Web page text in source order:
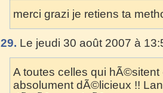
merci grazi je retiens ta
29. Le jeudi 30 août 2007 à
A toutes celles qui
absolument dÃ©licieux !!